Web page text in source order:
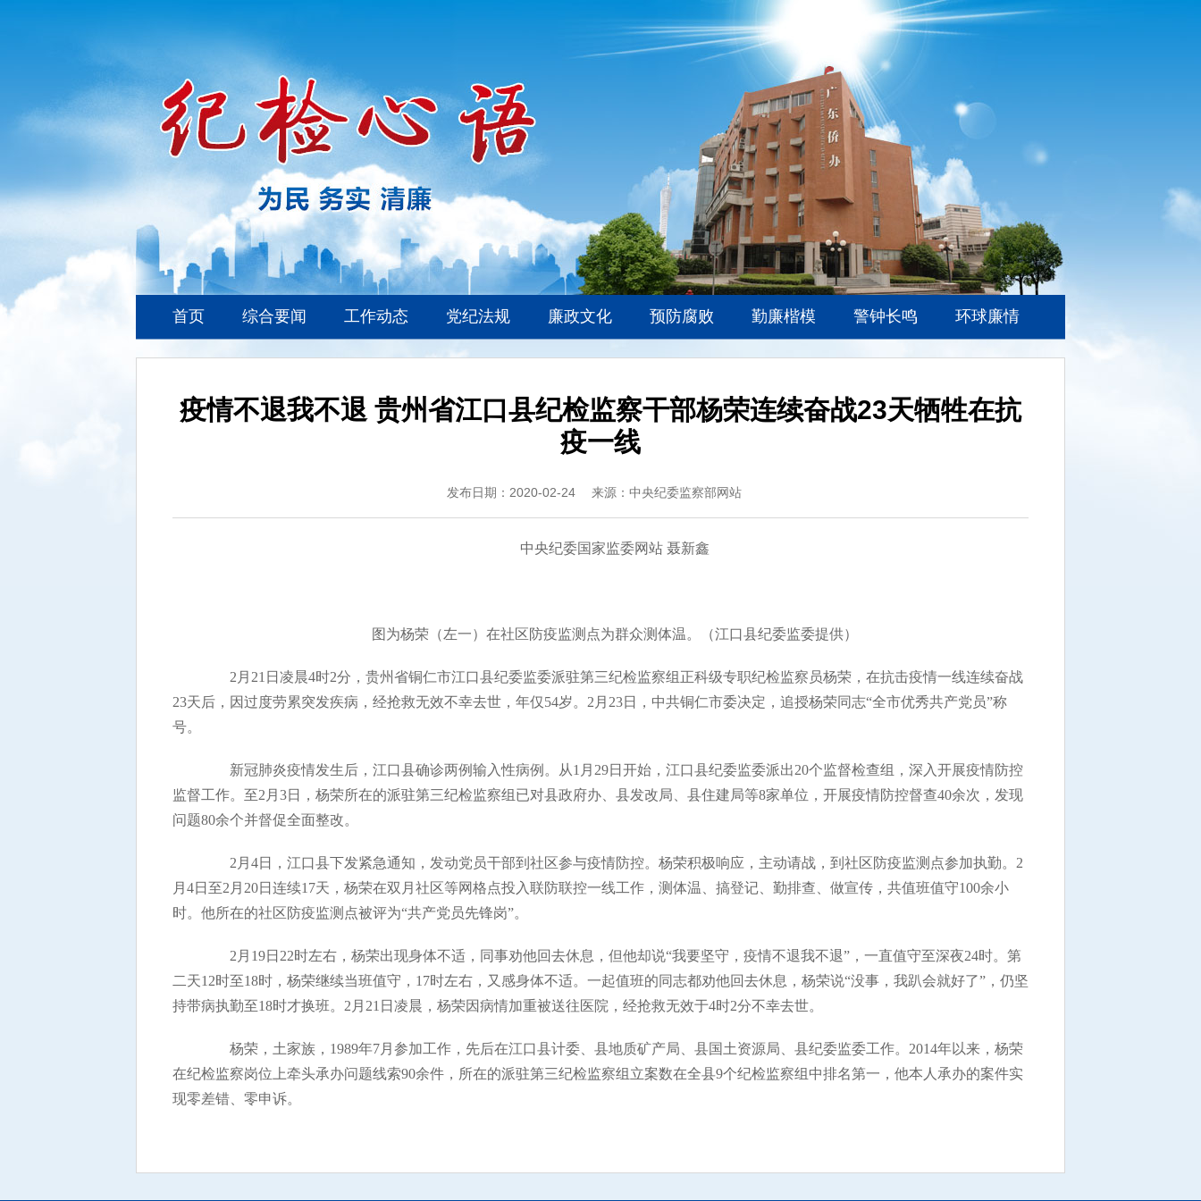
首页 综合要闻 工作动态 党纪法规 廉政文化 预防腐败 勤廉楷模 警钟长鸣 环球廉情
疫情不退我不退 贵州省江口县纪检监察干部杨荣连续奋战23天牺牲在抗
疫一线
发布日期：2020-02-24 来源：中央纪委监察部网站
中央纪委国家监委网站 聂新鑫
图为杨荣（左一）在社区防疫监测点为群众测体温。（江口县纪委监委提供）
2月21日凌晨4时2分，贵州省铜仁市江口县纪委监委派驻第三纪检监察组正科级专职纪检监察员杨荣，在抗击疫情一线连续奋战
23天后，因过度劳累突发疾病，经抢救无效不幸去世，年仅54岁。2月23日，中共铜仁市委决定，追授杨荣同志“全市优秀共产党员”称
号。
新冠肺炎疫情发生后，江口县确诊两例输入性病例。从1月29日开始，江口县纪委监委派出20个监督检查组，深入开展疫情防控
监督工作。至2月3日，杨荣所在的派驻第三纪检监察组已对县政府办、县发改局、县住建局等8家单位，开展疫情防控督查40余次，发现
问题80余个并督促全面整改。
2月4日，江口县下发紧急通知，发动党员干部到社区参与疫情防控。杨荣积极响应，主动请战，到社区防疫监测点参加执勤。2
月4日至2月20日连续17天，杨荣在双月社区等网格点投入联防联控一线工作，测体温、搞登记、勤排查、做宣传，共值班值守100余小
时。他所在的社区防疫监测点被评为“共产党员先锋岗”。
2月19日22时左右，杨荣出现身体不适，同事劝他回去休息，但他却说“我要坚守，疫情不退我不退”，一直值守至深夜24时。第
二天12时至18时，杨荣继续当班值守，17时左右，又感身体不适。一起值班的同志都劝他回去休息，杨荣说“没事，我趴会就好了”，仍坚
持带病执勤至18时才换班。2月21日凌晨，杨荣因病情加重被送往医院，经抢救无效于4时2分不幸去世。
杨荣，土家族，1989年7月参加工作，先后在江口县计委、县地质矿产局、县国土资源局、县纪委监委工作。2014年以来，杨荣
在纪检监察岗位上牵头承办问题线索90余件，所在的派驻第三纪检监察组立案数在全县9个纪检监察组中排名第一，他本人承办的案件实
现零差错、零申诉。